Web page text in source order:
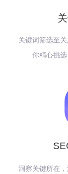
关键词筛选至
你精心挑选
洞察关键所在